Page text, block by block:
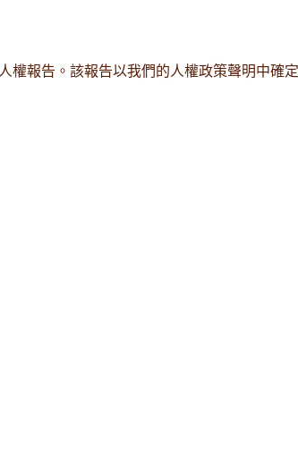
報告。該報告以我們的人權政策聲明中確